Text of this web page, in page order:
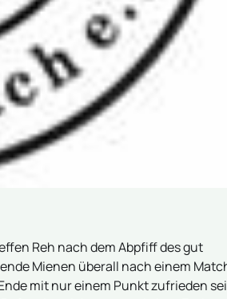
Reh nach dem Abpfiff des gut
Mienen überall nach einem
mit nur einem Punkt zufrieden